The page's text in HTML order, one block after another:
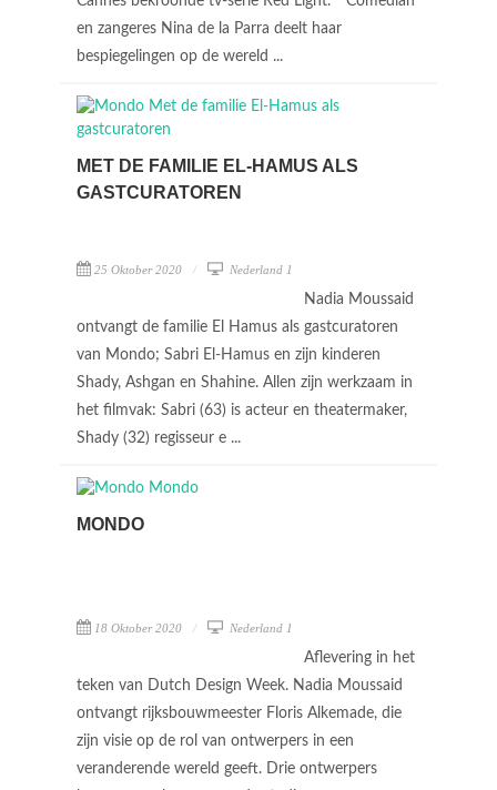
en zangeres Nina de la Parra deelt haar
bespiegelingen op de wereld ...
MET DE FAMILIE EL-HAMUS ALS
GASTCURATOREN
25 Oktober 2020 Nederland 1
Nadia Moussaid
ontvangt de familie El Hamus als gastcuratoren
van Mondo; Sabri El-Hamus en zijn kinderen
Shady, Ashgan en Shahine. Allen zijn werkzaam in
het filmvak: Sabri (63) is acteur en theatermaker,
Shady (32) regisseur e ...
MONDO
18 Oktober 2020 Nederland 1
Aflevering in het
teken van Dutch Design Week. Nadia Moussaid
ontvangt rijksbouwmeester Floris Alkemade, die
zijn visie op de rol van ontwerpers in een
veranderende wereld geeft. Drie ontwerpers